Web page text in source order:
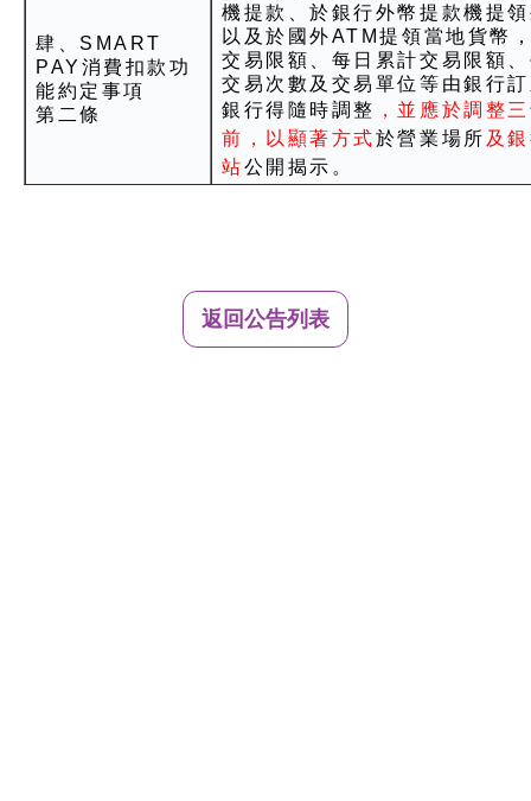
肆、SMART
PAY消費扣款功
能約定事項
第二條
機提款、於銀行外幣提款機提
以及於國外ATM提領當地貨幣
交易限額、每日累計交易限額
交易次數及交易單位等由銀行
銀行得隨時調整 ，並應於調整
前，以顯著方式於營業場所 及
站公開揭示。
返回公告列表